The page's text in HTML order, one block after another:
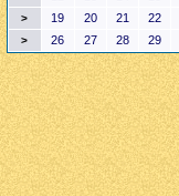
> 19 20 21 22
> 26 27 28 29